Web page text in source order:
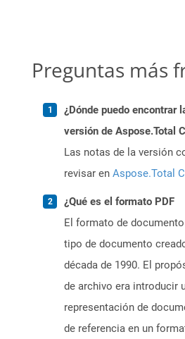
Preguntas más
¿Dónde puedo encontrar
versión de Aspose.Total
Las notas de la versión
revisar en Aspose.Total
¿Qué es el formato PDF
El formato de
tipo de documento
década de 1990. El
de archivo era introducir
representación de
de referencia en un